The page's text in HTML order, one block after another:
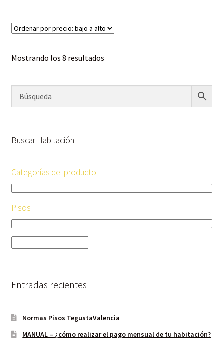
Mostrando los 8 resultados
Buscar Habitación
Categorías del producto
Pisos
Entradas recientes
Normas Pisos TegustaValencia
MANUAL – ¿cómo realizar el pago mensual de tu habitación?